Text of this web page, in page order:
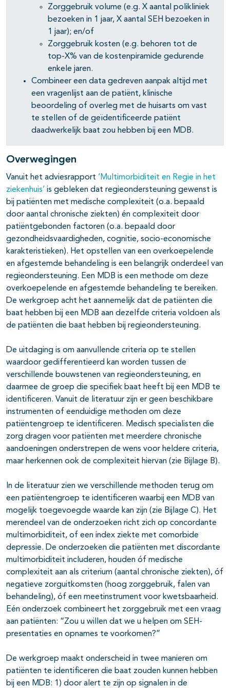
Zorggebruik volume (e.g. X aantal polikliniek
bezoeken in 1 jaar, X aantal SEH bezoeken in
1 jaar); en/of
Zorggebruik kosten (e.g. behoren tot de
top-X% van de kostenpiramide gedurende
enkele jaren.
Combineer een data gedreven aanpak altijd met
een vragenlijst aan de patiënt, klinische
beoordeling of overleg met de huisarts om vast
te stellen of de geïdentificeerde patiënt
daadwerkelijk baat zou hebben bij een MDB.
Overwegingen
Vanuit het adviesrapport ’Multimorbiditeit en Regie in het
ziekenhuis’ is gebleken dat regieondersteuning gewenst is
bij patiënten met medische complexiteit (o.a. bepaald
door aantal chronische ziekten) én complexiteit door
patiëntgebonden factoren (o.a. bepaald door
gezondheidsvaardigheden, cognitie, socio-economische
karakteristieken). Het opstellen van een overkoepelende
en afgestemde behandeling is een belangrijk onderdeel van
regieondersteuning. Een MDB is een methode om deze
overkoepelende en afgestemde behandeling te bereiken.
De werkgroep acht het aannemelijk dat de patiënten die
baat hebben bij een MDB aan dezelfde criteria voldoen als
de patiënten die baat hebben bij regieondersteuning.
De uitdaging is om aanvullende criteria op te stellen
waardoor gedifferentieerd kan worden tussen de
verschillende bouwstenen van regieondersteuning, en
daarmee de groep die specifiek baat heeft bij een MDB te
identificeren. Vanuit de literatuur zijn er geen beschikbare
instrumenten of eenduidige methoden om deze
patiëntengroep te identificeren. Medisch specialisten die
zorg dragen voor patiënten met meerdere chronische
aandoeningen onderstrepen de wens voor heldere criteria,
maar herkennen ook de complexiteit hiervan (zie Bijlage B).
In de literatuur zien we verschillende methoden terug om
een patiëntengroep te identificeren waarbij een MDB van
mogelijk toegevoegde waarde kan zijn (zie Bijlage C). Het
merendeel van de onderzoeken richt zich op concordante
multimorbiditeit, of een index ziekte met comorbide
depressie. De onderzoeken die patiënten met discordante
multimorbiditeit includeren, houden óf medische
complexiteit aan als criterium (aantal chronische ziekten), óf
negatieve zorguitkomsten (hoog zorggebruik, falen van
behandeling), óf een meetinstrument voor kwetsbaarheid.
Eén onderzoek combineert het zorggebruik met een vraag
aan patiënten: “Zou u willen dat we u helpen om SEH-
presentaties en opnames te voorkomen?”
De werkgroep maakt onderscheid in twee manieren om
patiënten te identificeren die baat zouden kunnen hebben
bij een MDB: 1) door alert te zijn op signalen in de